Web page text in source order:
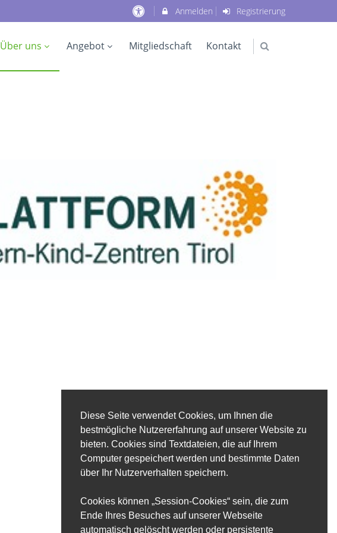
Diese Seite verwendet Cookies, um Ihnen die
bestmögliche Nutzererfahrung auf unserer Website zu
bieten. Cookies sind Textdateien, die auf Ihrem
Computer gespeichert werden und bestimmte Daten
über Ihr Nutzerverhalten speichern.
Cookies können „Session-Cookies“ sein, die zum
Ende Ihres Besuches auf unserer Webseite
automatisch gelöscht werden oder persistente
Anmelden Registrierung
Über uns Angebot Mitgliedschaft Kontakt